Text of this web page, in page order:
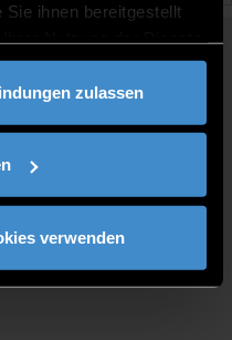
ihnen bereitgestellt
zulassen
verwenden